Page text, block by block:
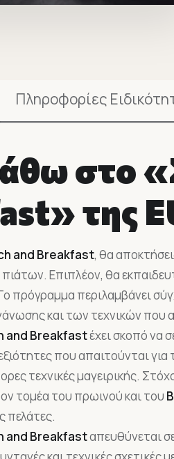
Πληροφορίες
στο
της
and Breakfast, θα
πιάτων. Επιπλέον, θα
πρόγραμμα περιλαμβάνει
και των τεχνικών
and Breakfastέχει σκοπό να
που απαιτούνται
τεχνικές μαγειρικής.
τομέα του πρωινού και του
πελάτες.
and Breakfastαπευθύνεται